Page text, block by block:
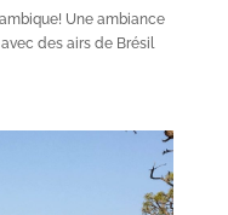
Une ambiance
des airs de Brésil